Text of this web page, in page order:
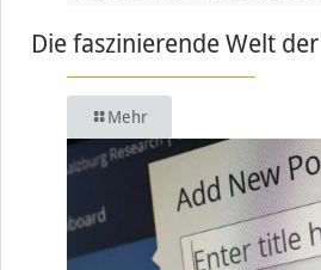
Die faszinierende Welt
Mehr